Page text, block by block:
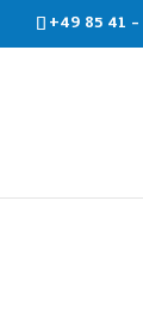
+49 85 41